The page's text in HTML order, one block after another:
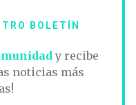
BOLETÍN
y recibe
noticias más